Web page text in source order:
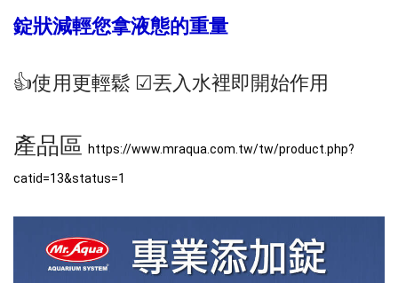
錠狀減輕您拿液態的重量
👍使用更輕鬆 ☑丟入水裡即開始作用
產品區 https://www.mraqua.com.tw/tw/product.php?
catid=13&status=1